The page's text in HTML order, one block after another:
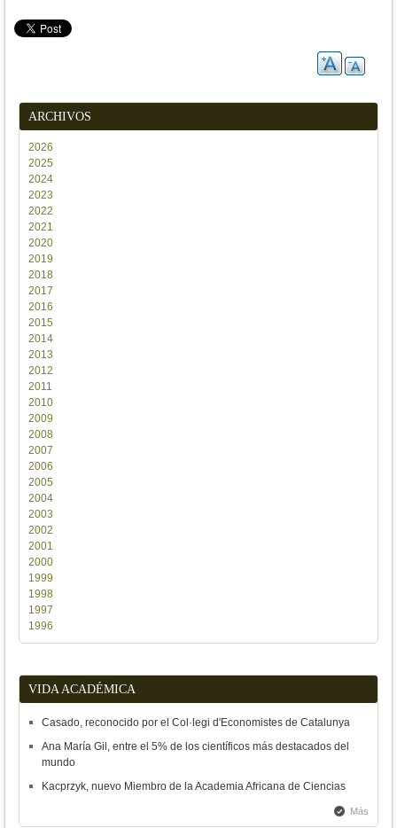
ARCHIVOS
2026
2025
2024
2023
2022
2021
2020
2019
2018
2017
2016
2015
2014
2013
2012
2011
2010
2009
2008
2007
2006
2005
2004
2003
2002
2001
2000
1999
1998
1997
1996
VIDA ACADÉMICA
Casado, reconocido por el Col·legi d'Economistes de Catalunya
Ana María Gil, entre el 5% de los científicos más destacados del
mundo
Kacprzyk, nuevo Miembro de la Academia Africana de Ciencias
Más